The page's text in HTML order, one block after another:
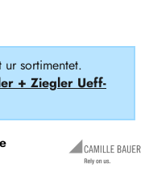
sortimentet.
+ Ziegler Ueff-